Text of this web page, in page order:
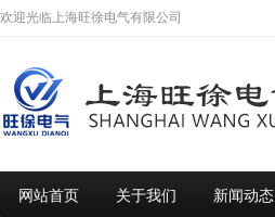
欢迎光临上海旺徐电气有限公司
网站首页 关于我们 新闻动态